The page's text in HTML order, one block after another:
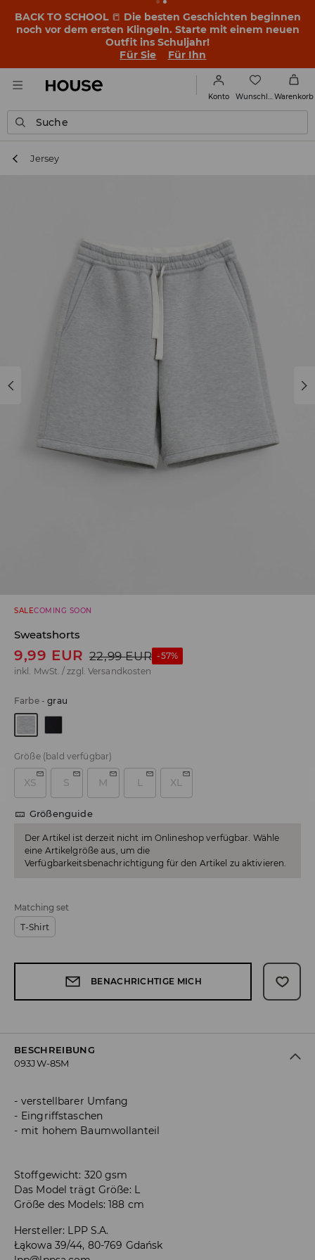
BACK TO SCHOOL 📒 Die besten Geschichten beginnen
noch vor dem ersten Klingeln. Starte mit einem neuen
Outfit ins Schuljahr!
Für Sie
Für Ihn
Konto Warenkorb
Suche
Jersey
SALECOMING SOON
Sweatshorts
9,99 EUR 22,99 EUR -57%
inkl. MwSt. / zzgl. Versandkosten
Farbe-grau
Größe (bald verfügbar)
XS S M L XL
Größenguide
Der Artikel ist derzeit nicht im Onlineshop verfügbar. Wähle
eine Artikelgröße aus, um die
Verfügbarkeitsbenachrichtigung für den Artikel zu aktivieren.
Matching set
T-Shirt
BENACHRICHTIGE MICH
BESCHREIBUNG
093JW-85M
verstellbarer Umfang
Eingriffstaschen
mit hohem Baumwollanteil
Stoffgewicht: 320 gsm
Das Model trägt Größe: L
Größe des Models: 188 cm
Hersteller: LPP S.A.
Łąkowa 39/44, 80-769 Gdańsk